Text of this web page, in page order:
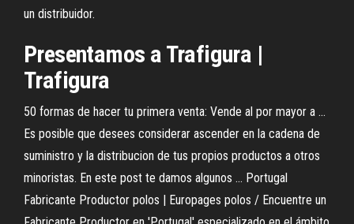
un distribuidor.
Presentamos a Trafigura |
Trafigura
50 formas de hacer tu primera venta: Vende al por mayor a ...
Es posible que desees considerar ascender en la cadena de
suministro y la distribucion de tus propios productos a otros
minoristas. En este post te damos algunos ... Portugal
Fabricante Productor polos | Europages polos / Encuentre un